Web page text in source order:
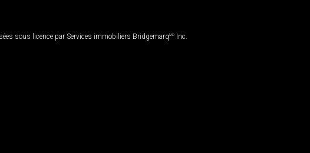
sous licence par Services immobiliers BridgemarqMD Inc.